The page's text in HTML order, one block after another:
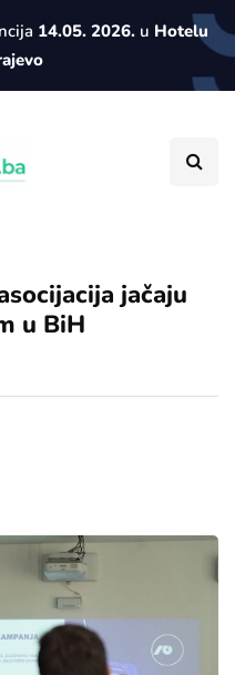
14.05. 2026.u Hotelu
jačaju
u BiH